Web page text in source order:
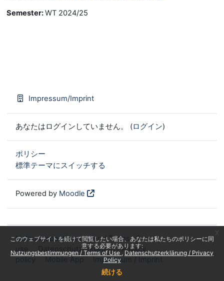
このウェブサイトを続けて閲覧したい場合、あなたは私たちのポリシーに同
意する必要があります:
Nutzungsbestimmungen / Terms of Use
Datenschutzerklärung / Privacy
Policy
続ける
Semester:WT 2024/25
Impressum/Imprint
あなたはログインしていません。 (ログイン)
ポリシー
標準テーマにスイッチする
Powered by Moodle
Nutzungsbestimmungen / Terms of
use
Datenschutzerklärung / Privacy
policy
Mobile App Impressum / Imprint